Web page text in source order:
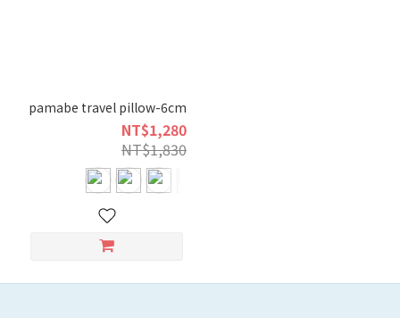
pamabe travel pillow-6cm
NT$1,280
NT$1,830